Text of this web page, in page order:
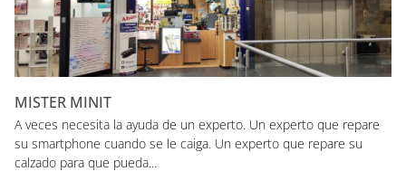
MISTER MINIT
A veces necesita la ayuda de un experto. Un experto que repare
su smartphone cuando se le caiga. Un experto que repare su
calzado para que pueda...